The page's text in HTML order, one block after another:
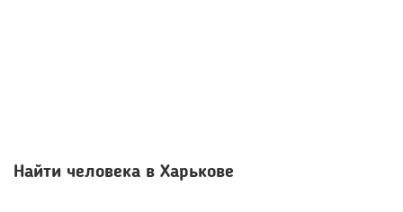
Найти человека в Харькове